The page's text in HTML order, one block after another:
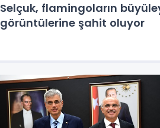
Selçuk, flamingoların
görüntülerine şahit oluyor